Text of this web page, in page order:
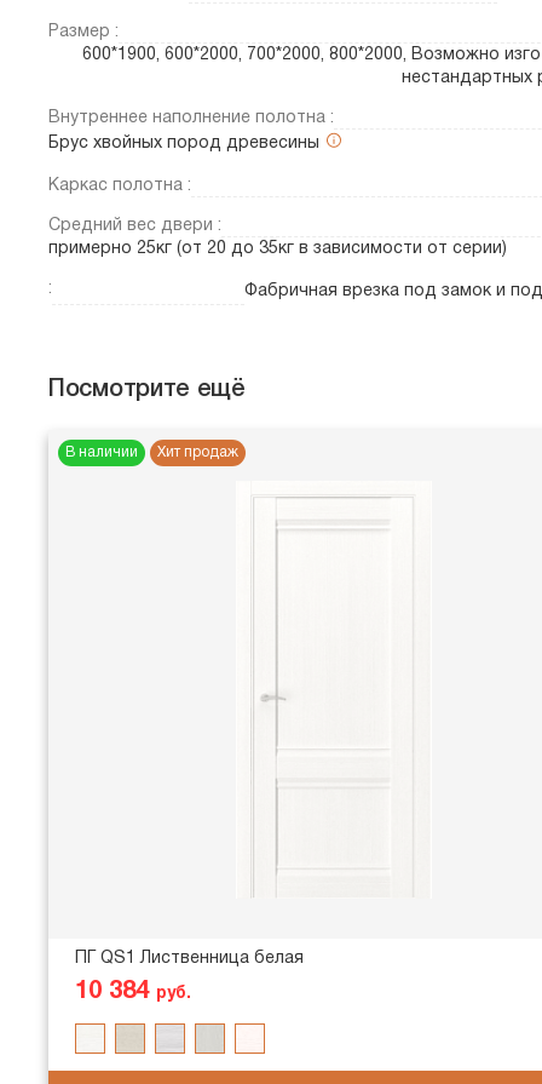
Размер :
600*1900, 600*2000, 700*2000, 800*2000, Возможно
нестандартных
Внутреннее наполнение полотна :
Брус хвойных пород древесины
Каркас полотна :
Средний вес двери :
примерно 25кг (от 20 до 35кг в зависимости от серии)
: Фабричная врезка под замок и
Посмотрите ещё
В наличии Хит продаж
ПГ QS1 Лиственница белая
10 384 руб.